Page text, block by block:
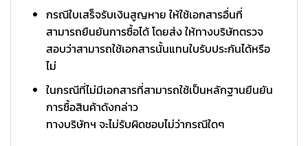
กรณีใบเสร็จรับเงินสูญหาย ให้ใช้เอกสารอื่นที่
สามารถยืนยันการซื้อได้ โดยส่ง ให้ทางบริษัทตรวจ
สอบว่าสามารถใช้เอกสารนั้นแทนใบรับประกันได้หรือ
ไม่
ในกรณีที่ไม่มีเอกสารที่สามารถใช้เป็นหลักฐานยืนยัน
การซื้อสินค้าดังกล่าว
ทางบริษัทฯ จะไม่รับผิดชอบไม่ว่ากรณีใดๆ